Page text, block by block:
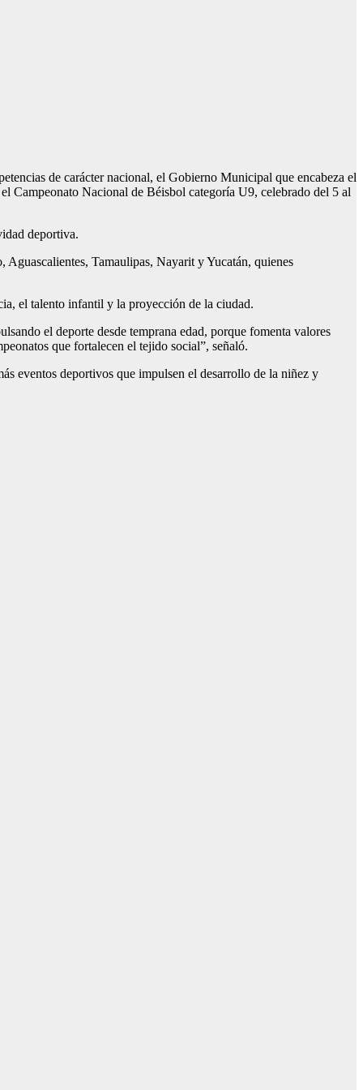
de carácter nacional, el Gobierno Municipal que encabeza el
Campeonato Nacional de Béisbol categoría U9, celebrado del 5 al
deportiva.
Tamaulipas, Nayarit y Yucatán, quienes
el talento infantil y la proyección de la ciudad.
el deporte desde temprana edad, porque fomenta valores
que fortalecen el tejido social”, señaló.
eventos deportivos que impulsen el desarrollo de la niñez y